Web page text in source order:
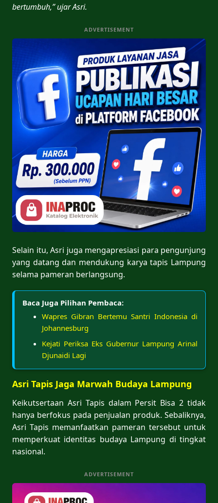
bertumbuh,” ujar Asri.
ADVERTISEMENT
Selain itu, Asri juga mengapresiasi para pengunjung
yang datang dan mendukung karya tapis Lampung
selama pameran berlangsung.
Baca Juga Pilihan Pembaca:
Wapres Gibran Bertemu Santri Indonesia di
Johannesburg
Kejati Periksa Eks Gubernur Lampung Arinal
Djunaidi Lagi
Asri Tapis Jaga Marwah Budaya Lampung
Keikutsertaan Asri Tapis dalam Persit Bisa 2 tidak
hanya berfokus pada penjualan produk. Sebaliknya,
Asri Tapis memanfaatkan pameran tersebut untuk
memperkuat identitas budaya Lampung di tingkat
nasional.
ADVERTISEMENT